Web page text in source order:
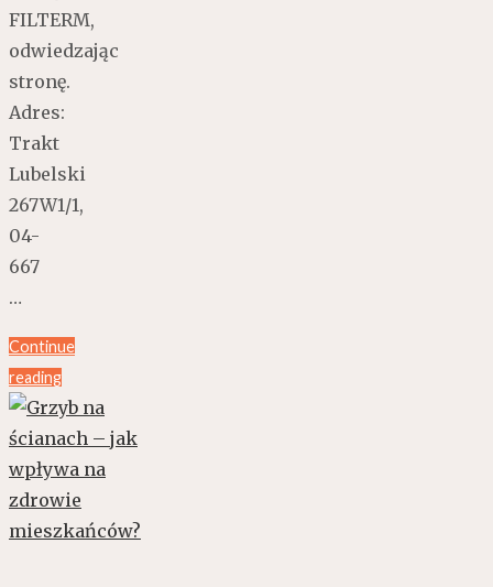
FILTERM,
odwiedzając
stronę.
Adres:
Trakt
Lubelski
267W1/1,
04-
667
…
Continue
reading